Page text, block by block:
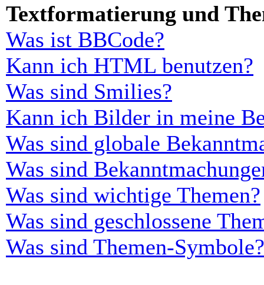
Textformatierung und
Was ist BBCode?
Kann ich HTML benutzen?
Was sind Smilies?
Kann ich Bilder in meine
Was sind globale
Was sind
Was sind wichtige Themen?
Was sind geschlossene
Was sind Themen-Symbole?